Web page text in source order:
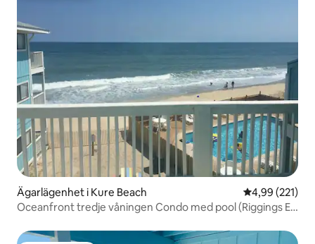
Ägarlägenhet i Kure Beach 4,99 av 5 i
4,99 (221)
Oceanfront tredje våningen Condo med pool (Riggings E-